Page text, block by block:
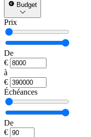
Budget
Prix
De
€
à
€
Échéances
De
€